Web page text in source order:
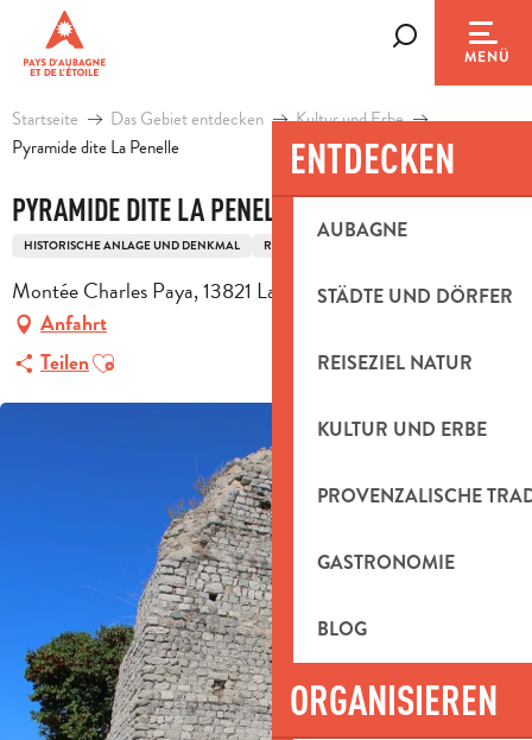
contenu
principal
MENÜ
ENTDECKEN
AUBAGNE
STÄDTE UND DÖRFER
REISEZIEL NATUR
KULTUR UND ERBE
PROVENZALISCHE
GASTRONOMIE
BLOG
ORGANISIEREN
Startseite Das Gebiet entdecken
Kultur und Erbe
Pyramide dite La Penelle
PYRAMIDE DITE LA PENELLE
HISTORISCHE ANLAGE UND DENKMAL RELIGIÖSES ERBGUT
Montée Charles Paya, 13821 La Penne-sur-Huveaune
Anfahrt
TeilenAjouter aux favoris